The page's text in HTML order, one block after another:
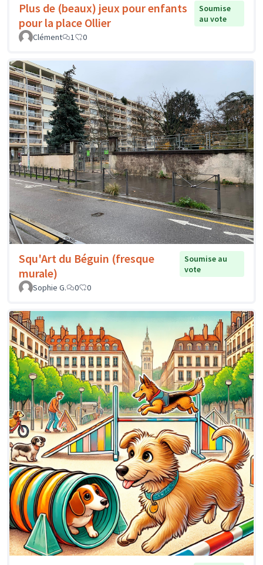
Plus de (beaux) jeux pour enfants
pour la place Ollier
Soumise
au vote
Clément
1 0
Squ'Art du Béguin (fresque
murale)
Soumise au
vote
Sophie G.
0 0